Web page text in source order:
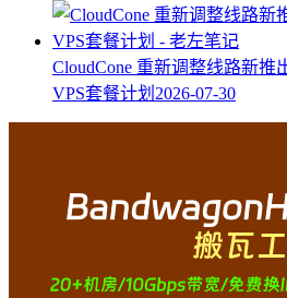
CloudCone 重新调整线路新推
VPS套餐计划 2026-07-30